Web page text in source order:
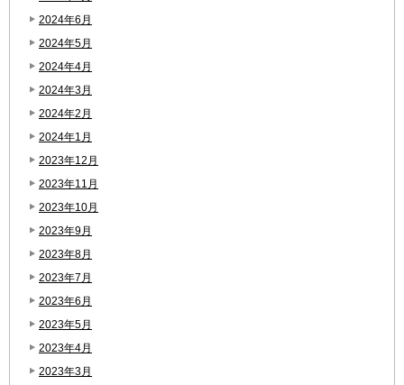
2024年6月
2024年5月
2024年4月
2024年3月
2024年2月
2024年1月
2023年12月
2023年11月
2023年10月
2023年9月
2023年8月
2023年7月
2023年6月
2023年5月
2023年4月
2023年3月